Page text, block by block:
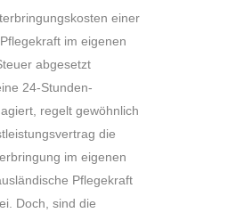
einer
im eigenen
abgesetzt
24-Stunden-
regelt gewöhnlich
die
im eigenen
Pflegekraft
Doch, sind die